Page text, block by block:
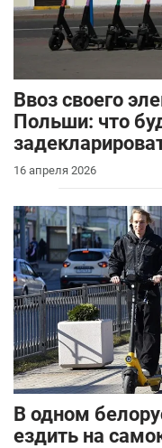
Ввоз своего
Польши: что
16 апреля 2026
В одном
ездить на